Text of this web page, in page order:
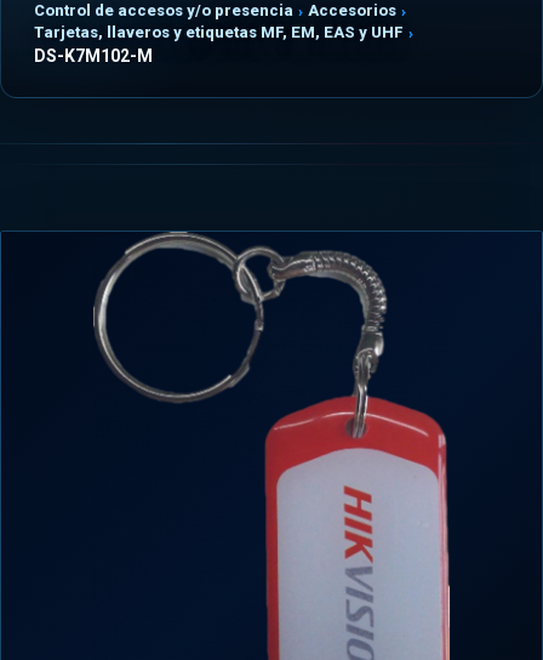
Control de accesos y/o presencia
Accesorios
Tarjetas, llaveros y etiquetas MF, EM, EAS y UHF
DS-K7M102-M